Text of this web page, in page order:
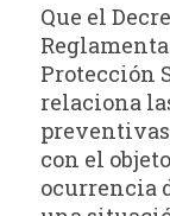
Que el
Protección
relaciona
con el
ocurrencia